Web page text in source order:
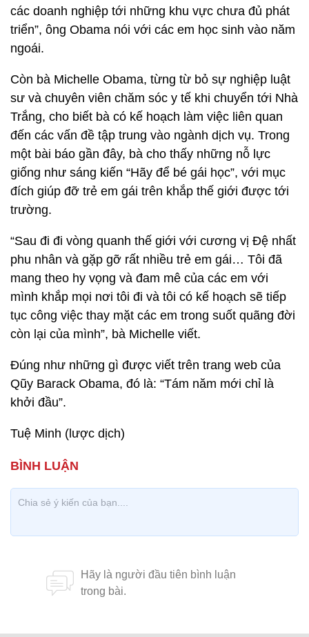
các doanh nghiệp tới những khu vực chưa đủ phát
triển”, ông Obama nói với các em học sinh vào năm
ngoái.
Còn bà Michelle Obama, từng từ bỏ sự nghiệp luật
sư và chuyên viên chăm sóc y tế khi chuyển tới Nhà
Trắng, cho biết bà có kế hoạch làm việc liên quan
đến các vấn đề tập trung vào ngành dịch vụ. Trong
một bài báo gần đây, bà cho thấy những nỗ lực
giống như sáng kiến “Hãy để bé gái học”, với mục
đích giúp đỡ trẻ em gái trên khắp thế giới được tới
trường.
“Sau đi đi vòng quanh thế giới với cương vị Đệ nhất
phu nhân và gặp gỡ rất nhiều trẻ em gái… Tôi đã
mang theo hy vọng và đam mê của các em với
mình khắp mọi nơi tôi đi và tôi có kế hoạch sẽ tiếp
tục công việc thay mặt các em trong suốt quãng đời
còn lại của mình”, bà Michelle viết.
Đúng như những gì được viết trên trang web của
Qũy Barack Obama, đó là: “Tám năm mới chỉ là
khởi đầu”.
Tuệ Minh (lược dịch)